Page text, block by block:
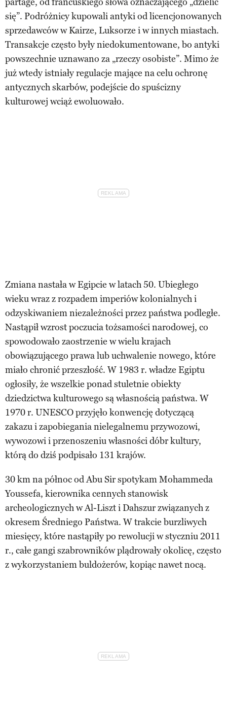
partage, od francuskiego słowa oznaczającego „dzielić
się”. Podróżnicy kupowali antyki od licencjonowanych
sprzedawców w Kairze, Luksorze i w innych miastach.
Transakcje często były niedokumentowane, bo antyki
powszechnie uznawano za „rzeczy osobiste”. Mimo że
już wtedy istniały regulacje mające na celu ochronę
antycznych skarbów, podejście do spuścizny
kulturowej wciąż ewoluowało.
Zmiana nastała w Egipcie w latach 50. Ubiegłego
wieku wraz z rozpadem imperiów kolonialnych i
odzyskiwaniem niezależności przez państwa podległe.
Nastąpił wzrost poczucia tożsamości narodowej, co
spowodowało zaostrzenie w wielu krajach
obowiązującego prawa lub uchwalenie nowego, które
miało chronić przeszłość. W 1983 r. władze Egiptu
ogłosiły, że wszelkie ponad stuletnie obiekty
dziedzictwa kulturowego są własnością państwa. W
1970 r. UNESCO przyjęło konwencję dotyczącą
zakazu i zapobiegania nielegalnemu przywozowi,
wywozowi i przenoszeniu własności dóbr kultury,
którą do dziś podpisało 131 krajów.
30 km na północ od Abu Sir spotykam Mohammeda
Youssefa, kierownika cennych stanowisk
archeologicznych w Al-Liszt i Dahszur związanych z
okresem Średniego Państwa. W trakcie burzliwych
miesięcy, które nastąpiły po rewolucji w styczniu 2011
r., całe gangi szabrowników plądrowały okolicę, często
z wykorzystaniem buldożerów, kopiąc nawet nocą.